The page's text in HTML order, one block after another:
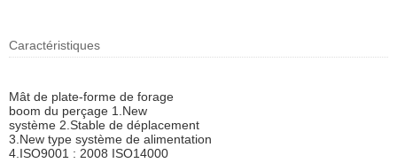
Caractéristiques
Mât de plate-forme de forage
boom du perçage 1.New
système 2.Stable de déplacement
3.New type système de alimentation
4.ISO9001 : 2008 ISO14000